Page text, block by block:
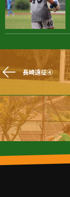
長崎遠征④